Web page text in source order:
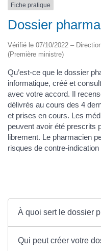
Fiche pratique
Dossier
Vérifié le 07/10/2022 –
(Première ministre)
Qu’est-ce que le dossier
informatique, créé et
avec votre accord. Il
délivrés au cours des 4
et prises en cours. Les
peuvent avoir été prescrits
librement. Le pharmacien
risques de contre-
À quoi sert le dossier
Qui peut créer votre